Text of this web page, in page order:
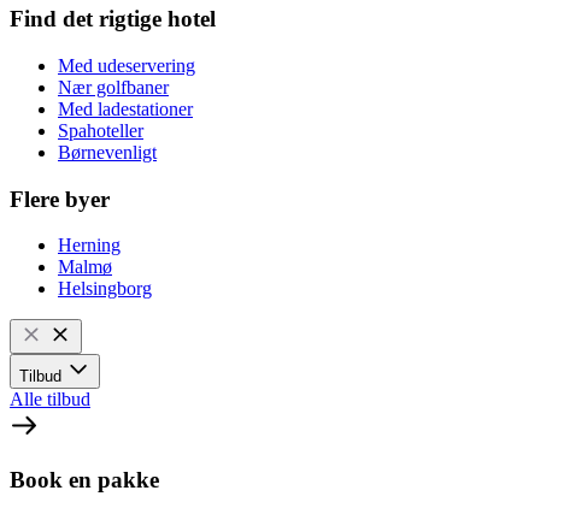
Find det rigtige hotel
Med udeservering
Nær golfbaner
Med ladestationer
Spahoteller
Børnevenligt
Flere byer
Herning
Malmø
Helsingborg
Tilbud
Alle tilbud
Book en pakke